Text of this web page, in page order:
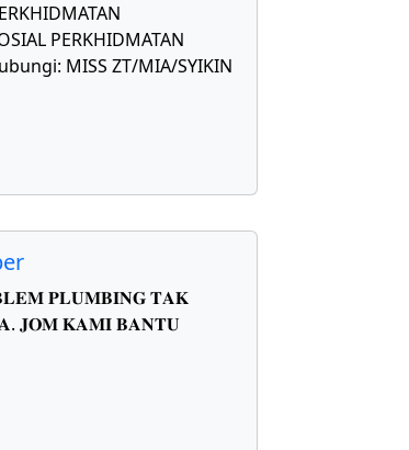
PERKHIDMATAN
MISS ZT/MIA/SYIKIN
𝐏𝐋𝐔𝐌𝐁𝐈𝐍𝐆 𝐓𝐀𝐊
𝐉𝐎𝐌 𝐊𝐀𝐌𝐈 𝐁𝐀𝐍𝐓𝐔